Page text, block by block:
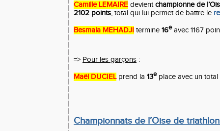
Camille LEMAIRE devientchampionne de
2102 points, total qui lui permet de battre le
Besmala MEHADJI termine 16eavec 1167
=> Pour les garçons :
Maël DUCIELprend la 13eplace avec un
Championnats de l’Oise de